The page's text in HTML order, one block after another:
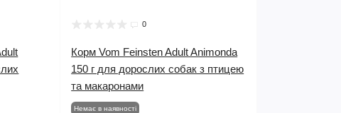
0
Корм Vom Feinsten Adult Animonda
150 г для дорослих собак з птицею
та макаронами
Немає в наявності